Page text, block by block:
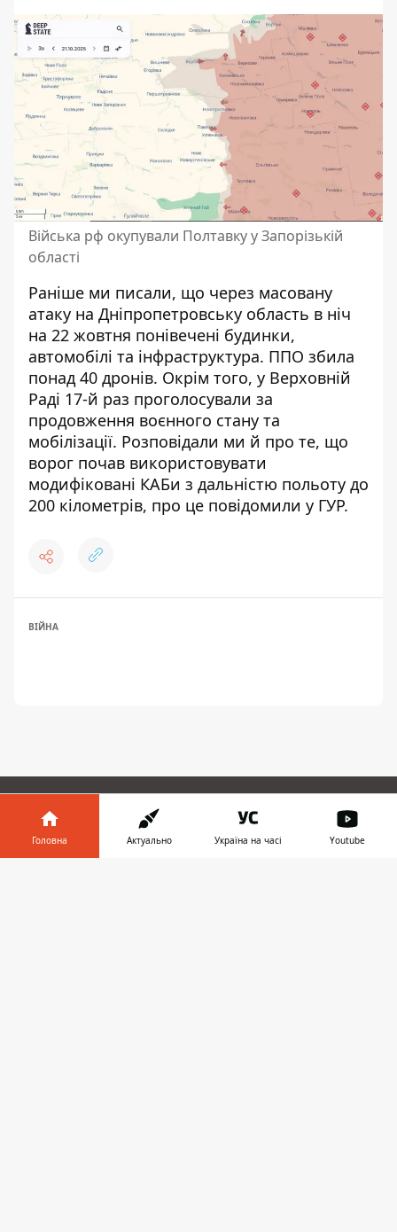
Війська рф окупували Полтавку у Запорізькій
області
Раніше ми писали, що через масовану
атаку на Дніпропетровську область в ніч
на 22 жовтня понівечені будинки,
автомобілі та інфраструктура. ППО збила
понад 40 дронів. Окрім того, у Верховній
Раді 17-й раз проголосували за
продовження воєнного стану та
мобілізації. Розповідали ми й про те, що
ворог почав використовувати
модифіковані КАБи з дальністю польоту до
200 кілометрів, про це повідомили у ГУР.
ВІЙНА
ЗАПРОПОНУВАТИ НОВИНУ
Головна Актуально Україна на часі Youtube